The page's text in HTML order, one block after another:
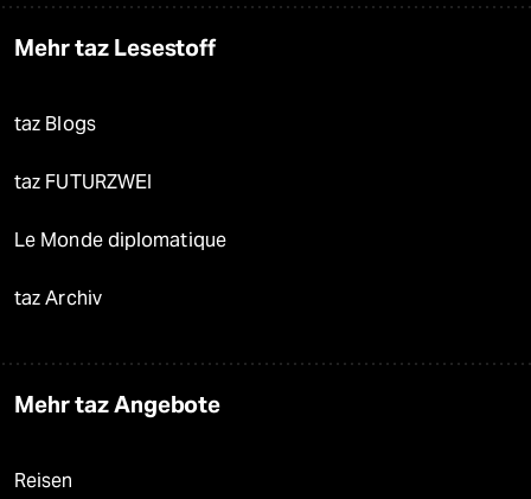
Mehr taz Lesestoff
taz Blogs
taz FUTURZWEI
Le Monde diplomatique
taz Archiv
Mehr taz Angebote
Reisen